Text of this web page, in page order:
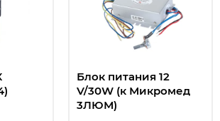
Блок питания 12
V/30W (к Микромед
3ЛЮМ)